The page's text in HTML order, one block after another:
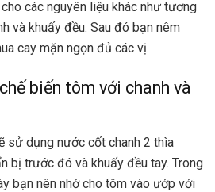
các nguyên liệu khác như tương
và khuấy đều. Sau đó bạn nêm
cay mặn ngọn đủ các vị.
biến tôm với chanh và
sử dụng nước cốt chanh 2 thìa
bị trước đó và khuấy đều tay. Trong
bạn nên nhớ cho tôm vào ướp với